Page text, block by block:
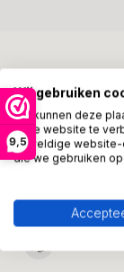
9,5
Wij gebruiken
We kunnen deze
onze website te
geweldige website-
die we gebruiken